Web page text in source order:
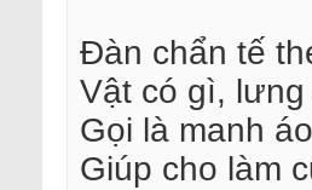
Đàn chẩn tế
Vật có gì,
Gọi là manh
Giúp cho làm